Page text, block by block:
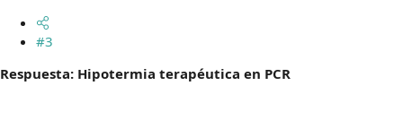
#3
Respuesta: Hipotermia terapéutica en PCR